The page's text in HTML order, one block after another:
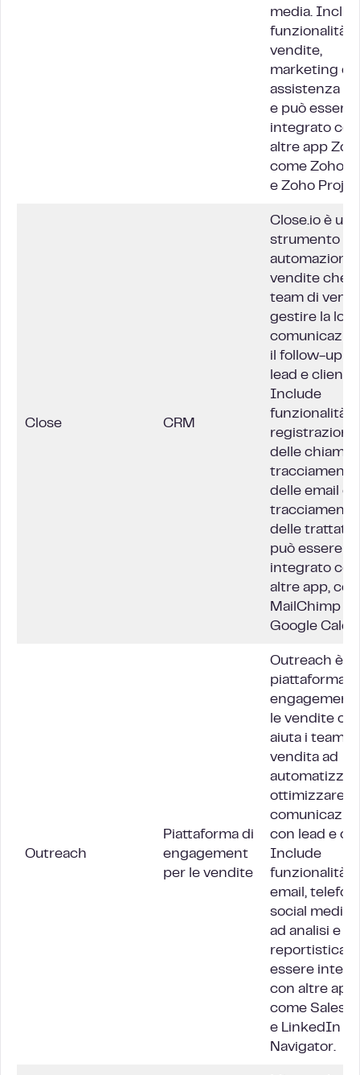
media.
funzionalità
vendite,
marketing e
assistenza
e può essere
integrato con
altre app
come Zoho
e Zoho
Close CRM
Close.io è uno
strumento di
automazione
vendite che
team di
gestire la loro
il follow-up
lead e clienti.
Include
funzionalità
registrazione
delle
tracciamento
delle email e il
tracciamento
delle
può essere
integrato con
altre app,
MailChimp e
Google
Outreach
Piattaforma di
engagement
per le vendite
Outreach è
piattaforma di
engagement
le vendite
aiuta i team di
vendita ad
ottimizzare
con lead e
Include
funzionalità
email,
social media,
ad analisi e
reportistica,
essere
con altre app,
come
e LinkedIn
Navigator.